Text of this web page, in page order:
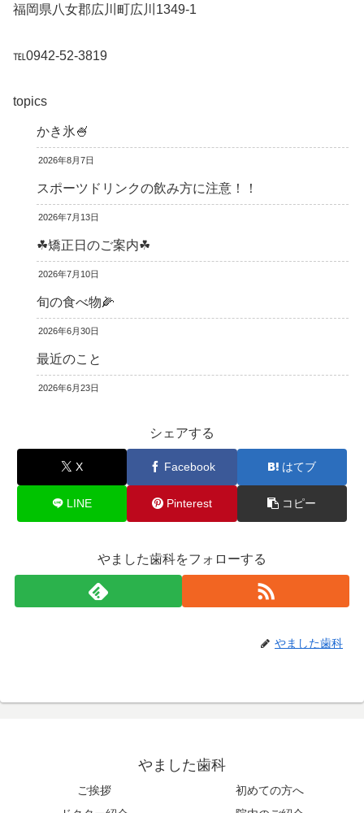
福岡県八女郡広川町広川1349-1
℡0942-52-3819
topics
かき氷🍧
2026年8月7日
スポーツドリンクの飲み方に注意！！
2026年7月13日
☘矯正日のご案内☘
2026年7月10日
旬の食べ物🌽
2026年6月30日
最近のこと
2026年6月23日
シェアする
X Facebook はてブ
LINE Pinterest コピー
やました歯科をフォローする
やました歯科
やました歯科
ご挨拶
初めての方へ